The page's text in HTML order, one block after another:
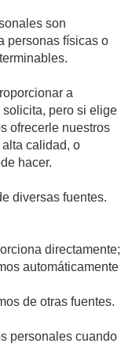
son
personas físicas o
a
pero si elige
ofrecerle nuestros
calidad, o
hacer.
diversas fuentes.
directamente;
automáticamente
de otras fuentes.
personales cuando